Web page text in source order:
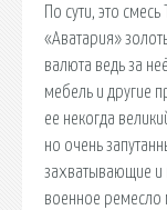
По сути, это
«Аватария»
валюта ведь за
мебель и другие
ее некогда
но очень
захватывающие и
военное ремесло